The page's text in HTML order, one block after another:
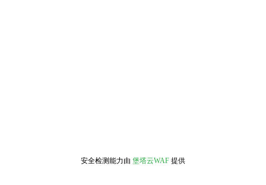
安全检测能力由 堡塔云WAF 提供